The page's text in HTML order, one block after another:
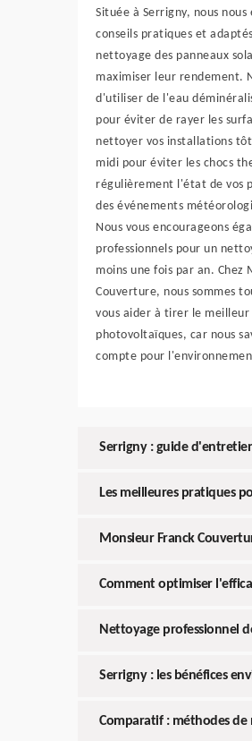
Située à Serrigny, nous
conseils pratiques et
nettoyage des panneaux
maximiser leur rendement.
d'utiliser de l'eau
pour éviter de rayer les
nettoyer vos installations
midi pour éviter les chocs
régulièrement l'état de vos
des événements
Nous vous encourageons
professionnels pour un
moins une fois par an. Chez
Couverture, nous sommes
vous aider à tirer le
photovoltaïques, car nous
compte pour
Serrigny : guide
Les meilleures pratiques
Monsieur Franck
Comment optimiser
Nettoyage professionnel
Serrigny : les bénéfices
Comparatif : méthodes de